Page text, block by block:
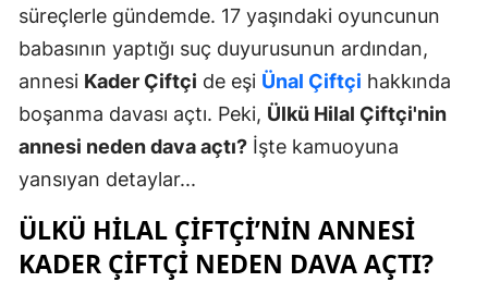
süreçlerle gündemde. 17 yaşındaki oyuncunun
babasının yaptığı suç duyurusunun ardından,
annesi Kader Çiftçi de eşi Ünal Çiftçi hakkında
boşanma davası açtı. Peki, Ülkü Hilal Çiftçi'nin
annesi neden dava açtı? İşte kamuoyuna
yansıyan detaylar...
ÜLKÜ HILAL ÇIFTÇI’NIN ANNESI
KADER ÇIFTÇI NEDEN DAVA AÇTI?